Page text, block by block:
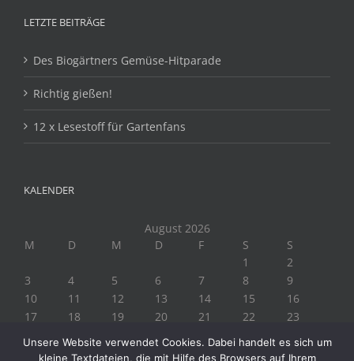
LETZTE BEITRÄGE
Des Biogärtners Gemüse-Hitparade
Richtig gießen!
12 x Lesestoff für Gartenfans
KALENDER
August 2026
M
D M D F S
S
1
2
3
4 5 6 7 8
9
10
11 12 13 14 15
16
17
18 19 20 21 22
23
Unsere Website verwendet Cookies. Dabei handelt es sich um
kleine Textdateien, die mit Hilfe des Browsers auf Ihrem